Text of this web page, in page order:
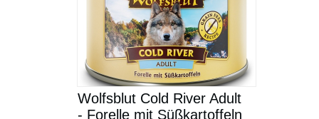
Wolfsblut Cold River Adult
- Forelle mit Süßkartoffeln